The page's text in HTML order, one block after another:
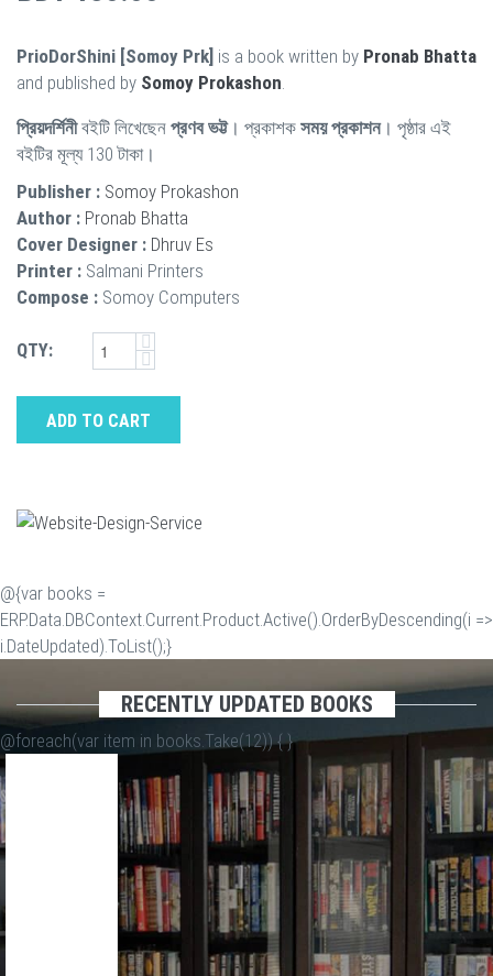
PrioDorShini [Somoy Prk] is a book written by Pronab Bhatta
and published by Somoy Prokashon
প্রিয়দর্শিনীবইটি লিখেছেন প্রণব ভট্ট। প্রকাশক সময় প্রকাশন। পৃষ্ঠার এই
বইটির মূল্য 130 টাকা।
Publisher : Somoy Prokashon
Author : Pronab Bhatta
Cover Designer : Dhruv Es
Printer : Salmani Printers
Compose : Somoy Computers
QTY:
ADD TO CART
@{var books =
ERP.Data.DBContext.Current.Product.Active().OrderByDescending(i =>
i.DateUpdated).ToList();}
RECENTLY UPDATED BOOKS
@foreach(var item in books.Take(12)) {}